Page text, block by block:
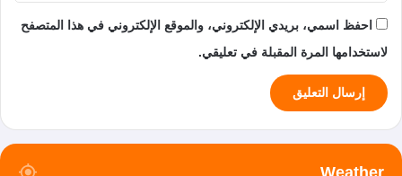
احفظ اسمي، بريدي الإلكتروني، والموقع الإلكتروني في هذا المتصفح
لاستخدامها المرة المقبلة في تعليقي.